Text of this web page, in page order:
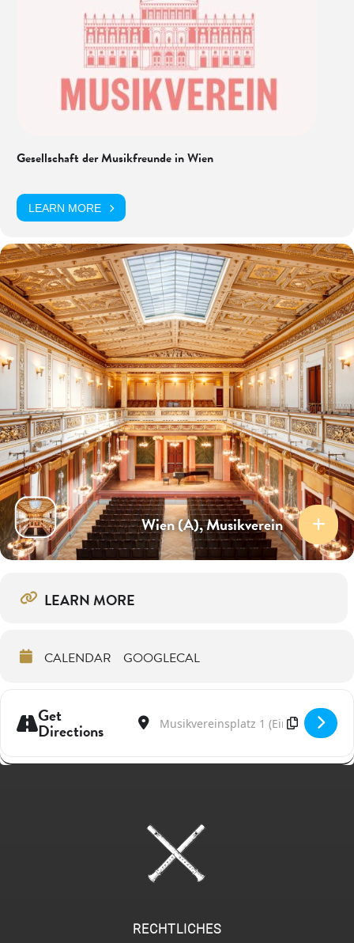
Gesellschaft der Musikfreunde in Wien
LEARN MORE
Wien (A), Musikverein
LEARN MORE
CALENDAR GOOGLECAL
Get
Directions
Address - Konzertanter Jahresauftakt im
Destination Address - Konzertanter
RECHTLICHES